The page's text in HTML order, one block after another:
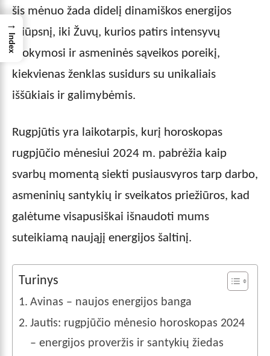
šis mėnuo žada didelį dinamiškos energijos
pliūpsnį, iki Žuvų, kurios patirs intensyvų
mokymosi ir asmeninės sąveikos poreikį,
kiekvienas ženklas susidurs su unikaliais
iššūkiais ir galimybėmis.
Rugpjūtis yra laikotarpis, kurį horoskopas
rugpjūčio mėnesiui 2024 m. pabrėžia kaip
svarbų momentą siekti pusiausvyros tarp darbo,
asmeninių santykių ir sveikatos priežiūros, kad
galėtume visapusiškai išnaudoti mums
suteikiamą naująjį energijos šaltinį.
Turinys
Avinas – naujos energijos banga
Jautis: rugpjūčio mėnesio horoskopas 2024
– energijos proveržis ir santykių žiedas
→
Index